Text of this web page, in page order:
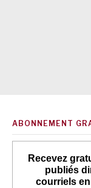
ABONNEMENT
Recevez
publiés
courriels